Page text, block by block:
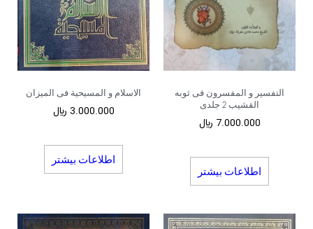
التفسیر و المفسرون فی ثوبه
القشیب 2 جلدی
7.000.000 ﷼
اطلاعات بیشتر
الاسلام و المسیحیة فی المیزان
3.000.000 ﷼
اطلاعات بیشتر